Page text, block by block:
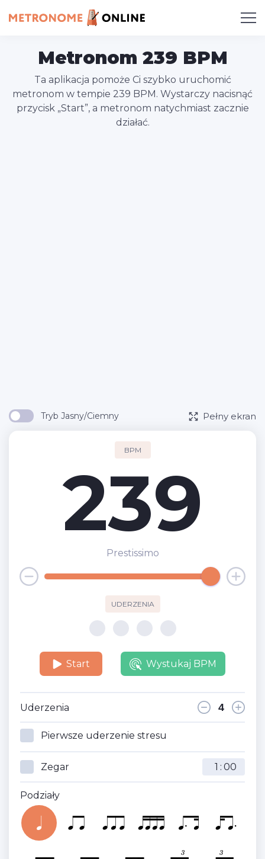
Metronom 239 BPM
Ta aplikacja pomoże Ci szybko uruchomić
metronom w tempie 239 BPM. Wystarczy nacisnąć
przycisk „Start”, a metronom natychmiast zacznie
działać.
Tryb Jasny/Ciemny Pełny ekran
BPM
239
Prestissimo
UDERZENIA
Start Wystukaj BPM
Uderzenia
Pierwsze uderzenie stresu
Zegar :
Podziały